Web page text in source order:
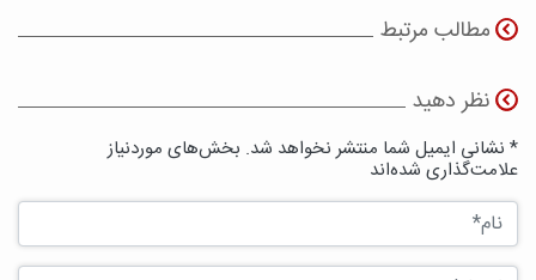
مطالب مرتبط
نظر دهید
* نشانی ایمیل شما منتشر نخواهد شد. بخش‌های موردنیاز
علامت‌گذاری شده‌اند